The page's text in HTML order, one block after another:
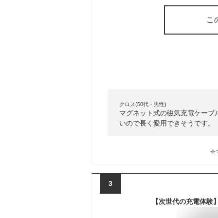
こ
クロス(50代・男性)
マグネット式の磁気充電ケー
いので長く愛用できそうです。
全
3